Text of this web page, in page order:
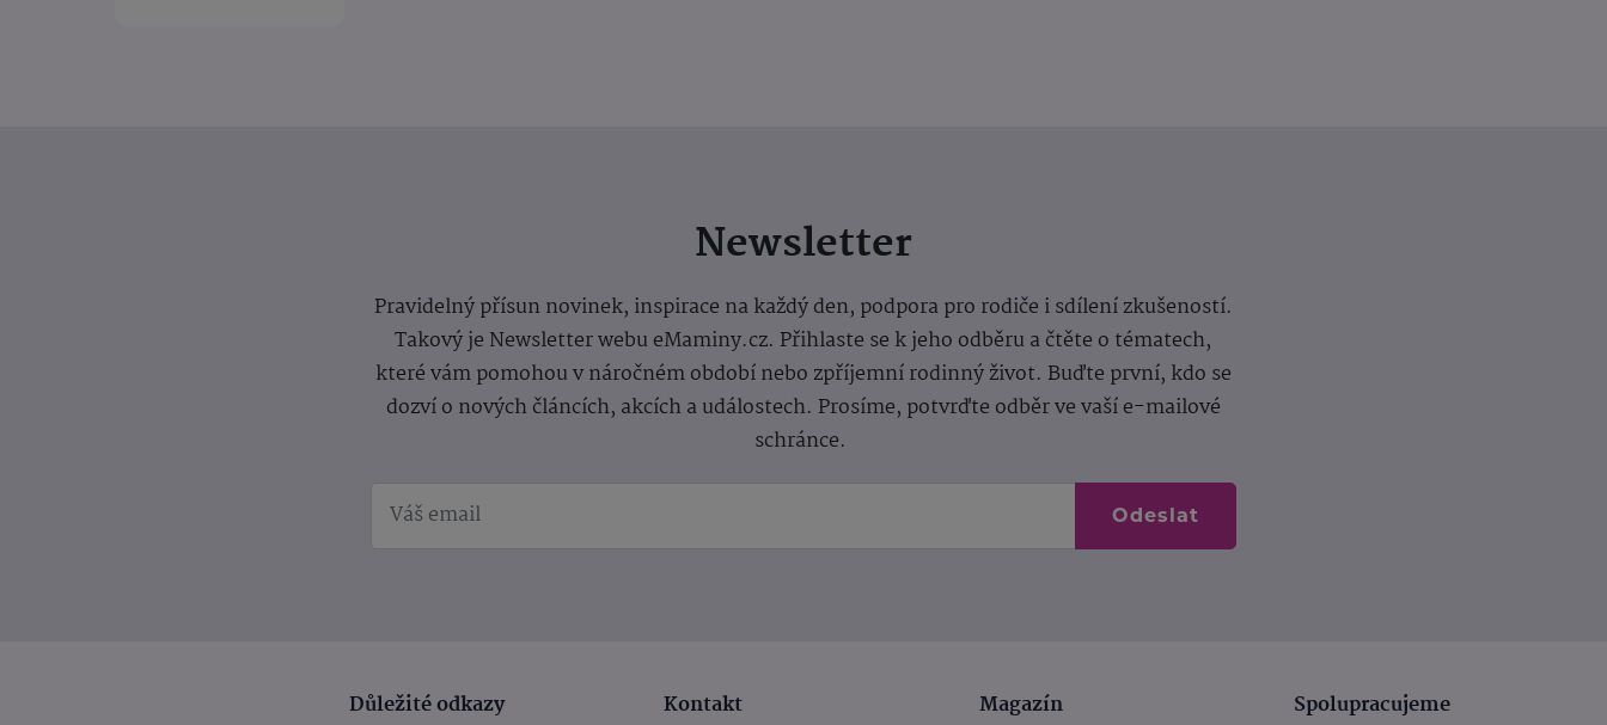
Newsletter
Pravidelný přísun novinek, inspirace na každý den, podpora pro rodiče i sdílení zkušeností.
Takový je Newsletter webu eMaminy.cz. Přihlaste se k jeho odběru a čtěte o tématech,
které vám pomohou v náročném období nebo zpříjemní rodinný život. Buďte první, kdo se
dozví o nových článcích, akcích a událostech. Prosíme, potvrďte odběr ve vaší e-mailové
schránce.
Odeslat
Důležité odkazy
Kontakt
Magazín
Spolupracujeme